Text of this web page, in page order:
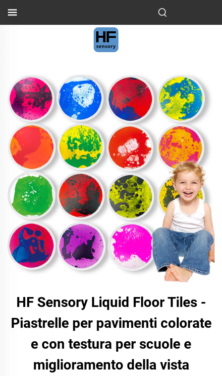
HF Sensory Liquid Floor Tiles -
Piastrelle per pavimenti colorate
e con testura per scuole e
miglioramento della vista